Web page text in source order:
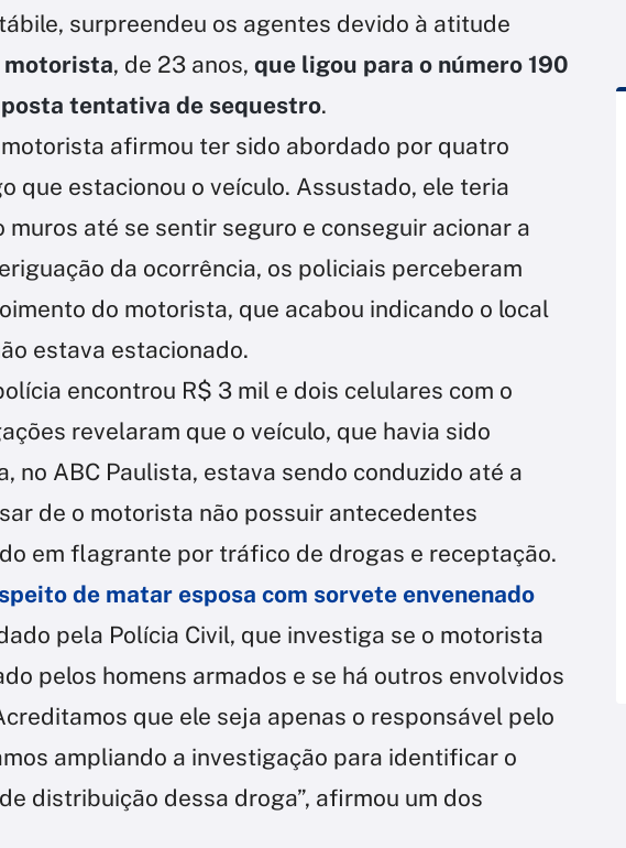
surpreendeu os agentes devido à atitude
, de 23 anos, que ligou para o número 190
tentativa de sequestro.
afirmou ter sido abordado por quatro
que estacionou o veículo. Assustado, ele teria
até se sentir seguro e conseguir acionar a
da ocorrência, os policiais perceberam
do motorista, que acabou indicando o local
estava estacionado.
encontrou R$ 3 mil e dois celulares com o
revelaram que o veículo, que havia sido
no ABC Paulista, estava sendo conduzido até a
de o motorista não possuir antecedentes
em flagrante por tráfico de drogas e receptação.
de matar esposa com sorvete envenenado
pela Polícia Civil, que investiga se o motorista
pelos homens armados e se há outros envolvidos
que ele seja apenas o responsável pelo
ampliando a investigação para identificar o
distribuição dessa droga”, afirmou um dos